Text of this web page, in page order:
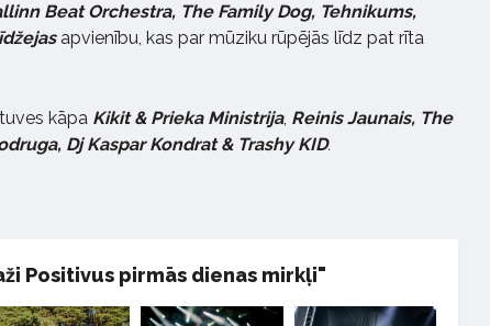
Beat Orchestra, The Family Dog, Tehnikums,
apvienību, kas par mūziku rūpējās līdz pat rīta
kāpa Kikit & Prieka Ministrija, Reinis Jaunais, The
Dj Kaspar Kondrat & Trashy KID.
Positivus pirmās dienas mirkļi"